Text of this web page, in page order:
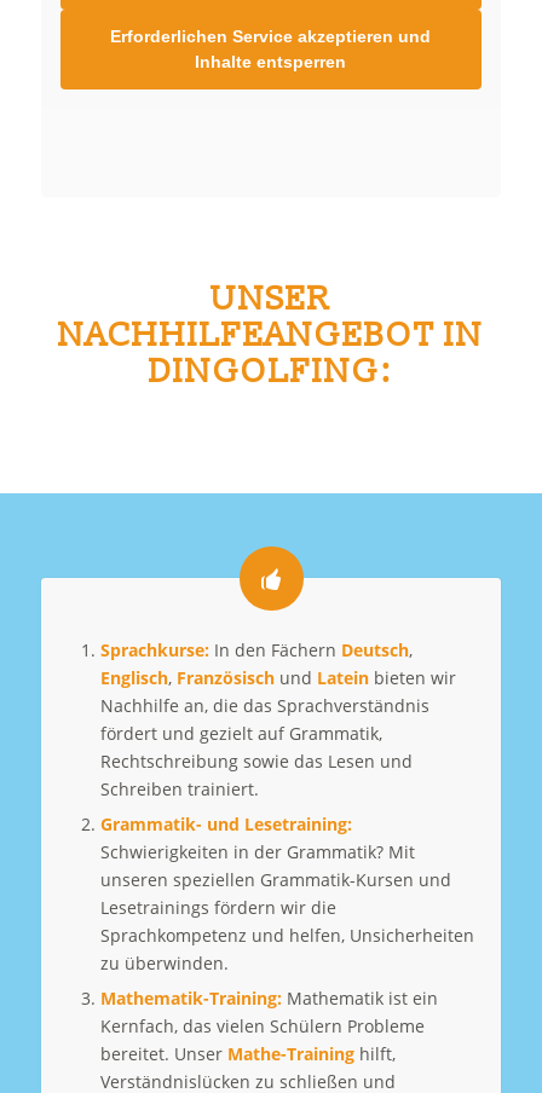
Erforderlichen Service akzeptieren und
Inhalte entsperren
UNSER
NACHHILFEANGEBOT IN
DINGOLFING:
Sprachkurse:In den Fächern Deutsch,
Englisch, Französischund Lateinbieten wir
Nachhilfe an, die das Sprachverständnis
fördert und gezielt auf Grammatik,
Rechtschreibung sowie das Lesen und
Schreiben trainiert.
Grammatik- und Lesetraining:
Schwierigkeiten in der Grammatik? Mit
unseren speziellen Grammatik-Kursen und
Lesetrainings fördern wir die
Sprachkompetenz und helfen, Unsicherheiten
zu überwinden.
Mathematik-Training:Mathematik ist ein
Kernfach, das vielen Schülern Probleme
bereitet. Unser Mathe-Traininghilft,
Verständnislücken zu schließen und